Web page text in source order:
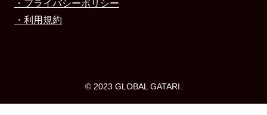
・プライバシーポリシー
・利用規約
© 2023 GLOBAL GATARI.